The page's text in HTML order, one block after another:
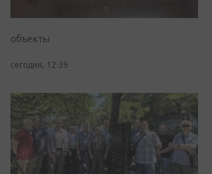
объекты
сегодня, 12:39